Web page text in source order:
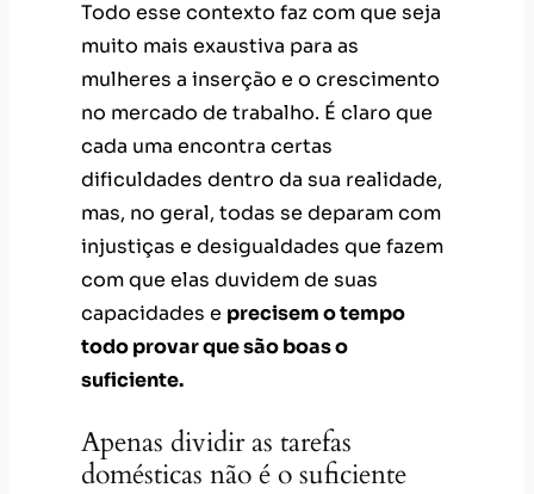
Todo esse contexto faz com que seja
muito mais exaustiva para as
mulheres a inserção e o crescimento
no mercado de trabalho. É claro que
cada uma encontra certas
dificuldades dentro da sua realidade,
mas, no geral, todas se deparam com
injustiças e desigualdades que fazem
com que elas duvidem de suas
capacidades e precisem o tempo
todo provar que são boas o
suficiente.
Apenas dividir as tarefas
domésticas não é o suficiente